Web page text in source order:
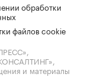
обработки
файлов cookie
и материалы